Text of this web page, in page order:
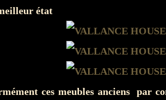
état
ces meubles anciens par